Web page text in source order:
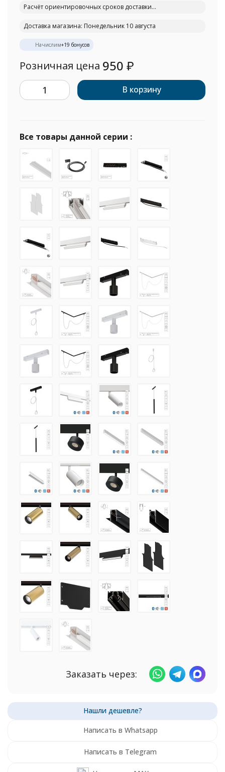
Расчёт ориентировочных сроков доставки...
Доставка магазина: Понедельник 10 августа
Начислим+19 бонусов
Розничная цена 950 ₽
В корзину
Все товары данной серии :
Заказать через:
Написать в Whatsapp
Написать в Telegram